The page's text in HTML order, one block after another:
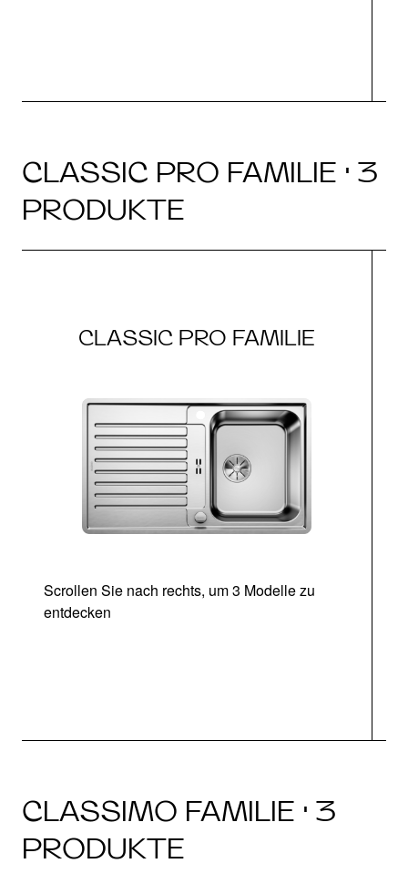
CLASSIC PRO FAMILIE · 3
PRODUKTE
CLASSIC PRO FAMILIE
Scrollen Sie nach rechts, um 3 Modelle zu
entdecken
CLASSIMO FAMILIE · 3
PRODUKTE